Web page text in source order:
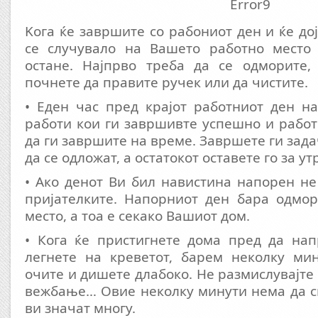
Error9
Kога ќе завршите со рабониот ден и ќе
се случувало на Вашето работно
остане. Најпрво треба да се
почнете да правите ручек или да чистите.
• Еден час пред крајот работниот ден
работи кои ги завршивте успешно и
да ги завршите на време. Завршете ги
да се одложат, а остатокот оставете го за
• Ако денот Ви бил навистина напорен
пријателките. Напорниот ден бара
место, а тоа е секако Вашиот дом.
• Кога ќе пристигнете дома пред да
легнете на креветот, барем неколку
очите и дишете длабоко. Не
вежбање… Овие неколку минути нема да
ви значат многу.